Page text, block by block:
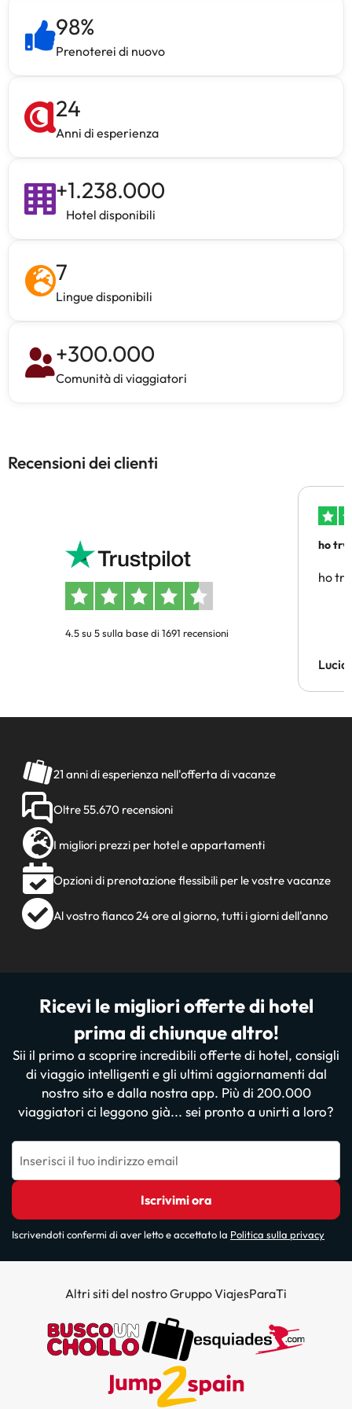
98%
Prenoterei di nuovo
24
Anni di esperienza
+1.238.000
Hotel disponibili
7
Lingue disponibili
+300.000
Comunità di viaggiatori
Recensioni dei clienti
4.5 su 5 sulla base di 1691 recensioni
ho
ho
Lucia
21 anni di esperienza nell'offerta di vacanze
Oltre 55.670 recensioni
I migliori prezzi per hotel e appartamenti
Opzioni di prenotazione flessibili per le vostre vacanze
Al vostro fianco 24 ore al giorno, tutti i giorni dell'anno
Ricevi le migliori offerte di hotel
prima di chiunque altro!
Sii il primo a scoprire incredibili offerte di hotel, consigli
di viaggio intelligenti e gli ultimi aggiornamenti dal
nostro sito e dalla nostra app. Più di 200.000
viaggiatori ci leggono già... sei pronto a unirti a loro?
Inserisci il tuo indirizzo email
Iscrivimi ora
Iscrivendoti confermi di aver letto e accettato la Politica sulla privacy
Altri siti del nostro Gruppo ViajesParaTi